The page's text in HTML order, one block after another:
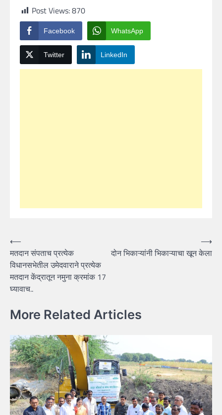
Post Views:870
Facebook WhatsApp
Twitter LinkedIn
Post
navigation
⟵
मतदान संपताच प्रत्येक
विधानसभेतील उमेदवाराने प्रत्येक
मतदान केंद्रातून नमुना क्रमांक 17
घ्यावाच..
दोन भिकाऱ्यांनी भिकाऱ्याचा खून केला
⟶
More Related Articles